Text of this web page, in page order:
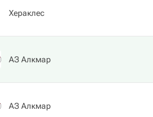
Хераклес
АЗ Алкмар
АЗ Алкмар